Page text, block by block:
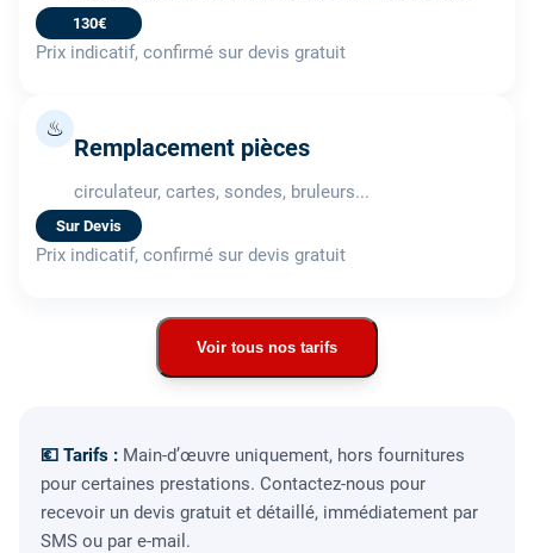
130€
Prix indicatif, confirmé sur devis gratuit
♨
Remplacement pièces
circulateur, cartes, sondes, bruleurs...
Sur Devis
Prix indicatif, confirmé sur devis gratuit
Voir tous nos tarifs
💶 Tarifs : Main-d’œuvre uniquement, hors fournitures
pour certaines prestations. Contactez-nous pour
recevoir un devis gratuit et détaillé, immédiatement par
SMS ou par e-mail.